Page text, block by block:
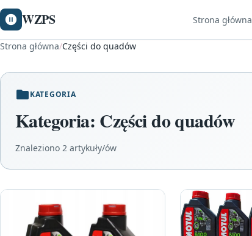
WZPS Strona główna
Strona główna/Części do quadów
KATEGORIA
Kategoria: Części do quadów
Znaleziono 2 artykuły/ów